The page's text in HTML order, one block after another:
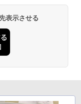
表示させる